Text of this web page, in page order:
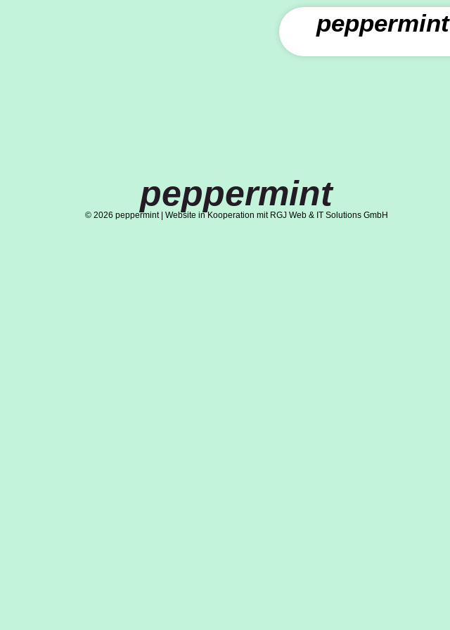
peppermint
peppermint
© 2026 peppermint | Website in Kooperation mit RGJ Web & IT Solutions GmbH